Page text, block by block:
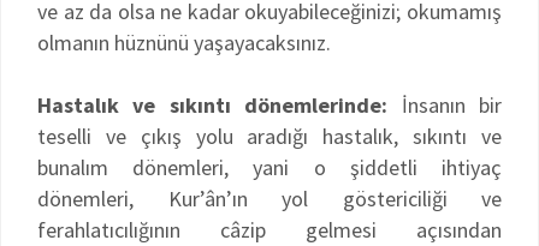
ve az da olsa ne kadar okuyabileceğinizi; okumamış
olmanın hüznünü yaşayacaksınız.
Hastalık ve sıkıntı dönemlerinde: İnsanın bir
teselli ve çıkış yolu aradığı hastalık, sıkıntı ve
bunalım dönemleri, yani o şiddetli ihtiyaç
dönemleri, Kur’ân’ın yol göstericiliği ve
ferahlatıcılığının câzip gelmesi açısından